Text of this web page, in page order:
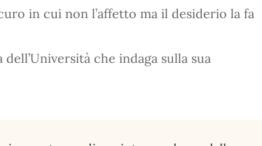
in cui non l’affetto ma il desiderio la fa
che indaga sulla sua